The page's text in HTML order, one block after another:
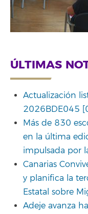
ÚLTIMAS
Actualización
2026BDE045
Más de 830
en la última
impulsada por
Canarias
y planifica la
Estatal sobre
Adeje avanza